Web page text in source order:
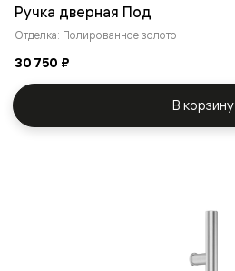
Ручка дверная Под
Отделка: Полированное золото
30 750 ₽
В корзину